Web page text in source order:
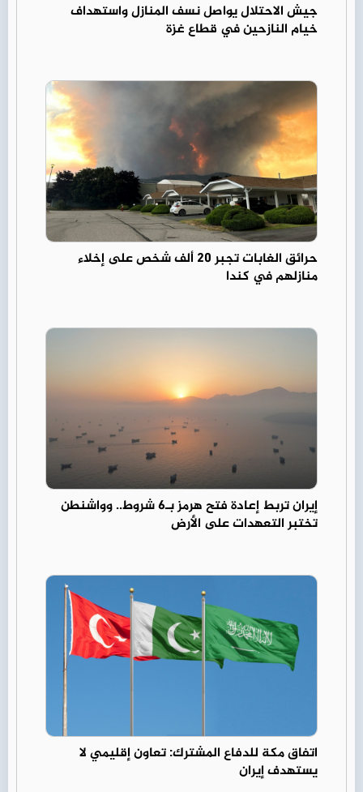
جيش الاحتلال يواصل نسف المنازل واستهداف
خيام النازحين في قطاع غزة
حرائق الغابات تجبر 20 ألف شخص على إخلاء
منازلهم في كندا
إيران تربط إعادة فتح هرمز بـ6 شروط.. وواشنطن
تختبر التعهدات على الأرض
اتفاق مكة للدفاع المشترك: تعاون إقليمي لا
يستهدف إيران